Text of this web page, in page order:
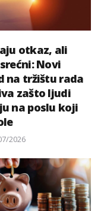
otkaz, ali
Novi
na tržištu rada
zašto ljudi
na poslu koji
2026